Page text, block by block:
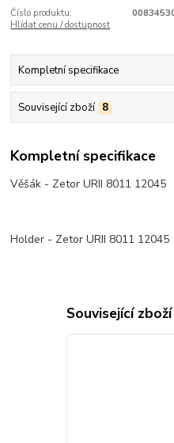
Číslo produktu:
Hlídat cenu / dostupnost
Kompletní specifikace
Související zboží 8
Kompletní specifikace
Věšák - Zetor URII 8011 12045
Holder - Zetor URII 8011 12045
Související zboží